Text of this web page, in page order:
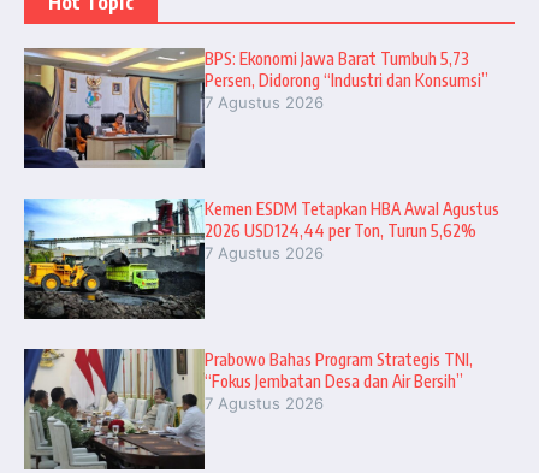
BPS: Ekonomi Jawa Barat Tumbuh 5,73
Persen, Didorong “Industri dan Konsumsi”
7 Agustus 2026
Kemen ESDM Tetapkan HBA Awal Agustus
2026 USD124,44 per Ton, Turun 5,62%
7 Agustus 2026
Prabowo Bahas Program Strategis TNI,
“Fokus Jembatan Desa dan Air Bersih”
7 Agustus 2026